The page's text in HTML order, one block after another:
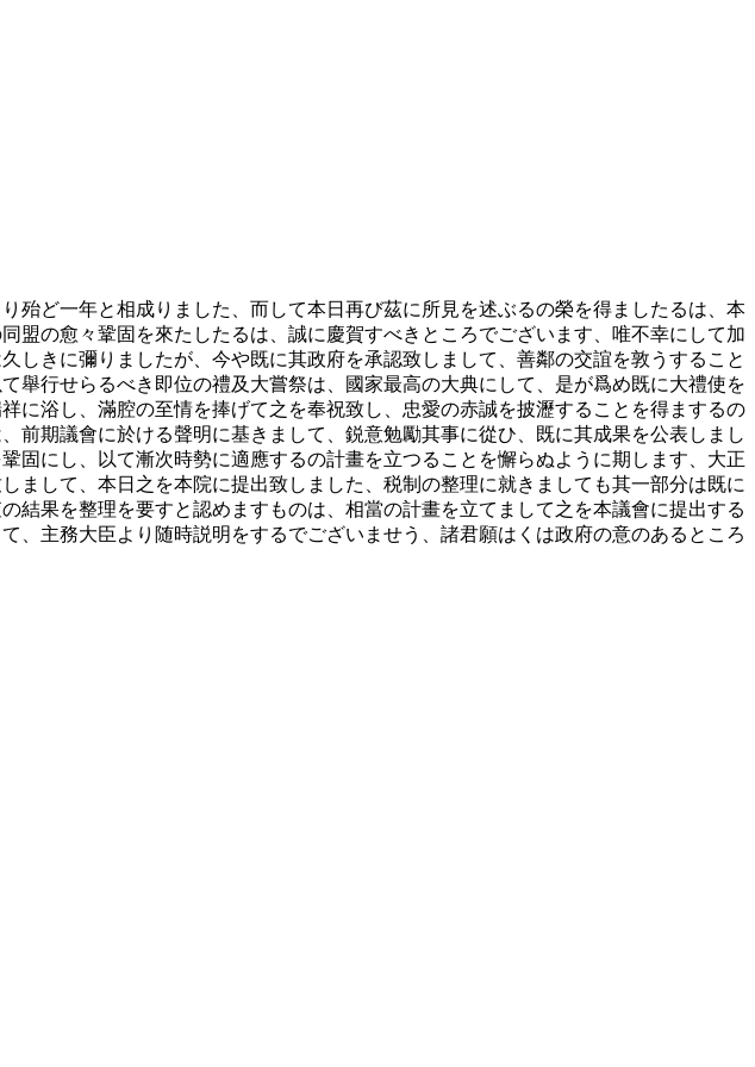
殆ど一年と相成りました、而して本日再び茲に所見を述ぶるの榮を得ましたるは、本
盟の愈々鞏固を來たしたるは、誠に慶賀すべきところでございます、唯不幸にして加
きに彌りましたが、今や既に其政府を承認致しまして、善鄰の交誼を敦うすること
舉行せらるべき即位の禮及大嘗祭は、國家最高の大典にして、是が爲め既に大禮使を
に浴し、滿腔の至情を捧げて之を奉祝致し、忠愛の赤誠を披瀝することを得まするの
期議會に於ける聲明に基きまして、鋭意勉勵其事に從ひ、既に其成果を公表しまし
にし、以て漸次時勢に適應するの計畫を立つることを懈らぬように期します、大正
して、本日之を本院に提出致しました、税制の整理に就きましても其一部分は既に
果を整理を要すと認めますものは、相當の計畫を立てまして之を本議會に提出する
主務大臣より随時説明をするでございませう、諸君願はくは政府の意のあるところ